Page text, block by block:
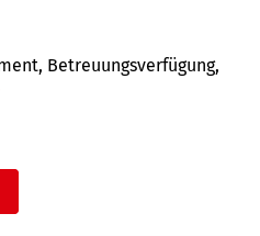
Be­treuungs­verfü­gung,